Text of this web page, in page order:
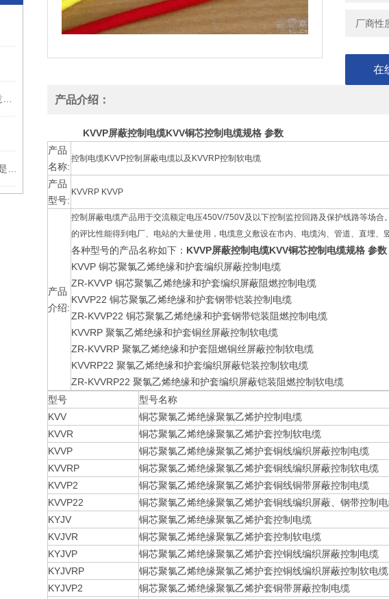
厂商性
在
产品介绍：
KVVP屏蔽控制电缆KVV铜芯控制电缆规格 参数
产品
名称:
控制电缆KVVP控制屏蔽电缆以及KVVRP控制软电缆
产品
型号:
KVVRP KVVP
产品
介绍:
控制屏蔽电缆产品用于交流额定电压450V/750V及以下控制监控回路及保护线路等场
的评比性能得到电厂、电站的大量使用，电缆意义敷设在市内、电缆沟、管道、直埋、
各种型号的产品名称如下： KVVP屏蔽控制电缆KVV铜芯控制电缆规格 参数
KVVP 铜芯聚氯乙烯绝缘和护套编织屏蔽控制电缆
ZR-KVVP 铜芯聚氯乙烯绝缘和护套编织屏蔽阻燃控制电缆
KVVP22 铜芯聚氯乙烯绝缘和护套钢带铠装控制电缆
ZR-KVVP22 铜芯聚氯乙烯绝缘和护套钢带铠装阻燃控制电缆
KVVRP 聚氯乙烯绝缘和护套铜丝屏蔽控制软电缆
ZR-KVVRP 聚氯乙烯绝缘和护套阻燃铜丝屏蔽控制软电缆
KVVRP22 聚氯乙烯绝缘和护套编织屏蔽铠装控制软电缆
ZR-KVVRP22 聚氯乙烯绝缘和护套编织屏蔽铠装阻燃控制软电缆
型号
型号名称
KVV
铜芯聚氯乙烯绝缘聚氯乙烯护控制电缆
KVVR
铜芯聚氯乙烯绝缘聚氯乙烯护套控制软电缆
KVVP
铜芯聚氯乙烯绝缘聚氯乙烯护套铜线编织屏蔽控制电缆
KVVRP
铜芯聚氯乙烯绝缘聚氯乙烯护套铜线编织屏蔽控制软电缆
KVVP2
铜芯聚氯乙烯绝缘聚氯乙烯护套铜线铜带屏蔽控制电缆
KVVP22
铜芯聚氯乙烯绝缘聚氯乙烯护套铜线编织屏蔽、钢带控制
KYJV
铜芯聚氯乙烯绝缘聚氯乙烯护套控制电缆
KVJVR
铜芯聚氯乙烯绝缘聚氯乙烯护套控制软电缆
KYJVP
铜芯聚氯乙烯绝缘聚氯乙烯护套控铜线编织屏蔽控制电缆
KYJVRP
铜芯聚氯乙烯绝缘聚氯乙烯护套控铜线编织屏蔽控制软电缆
KYJVP2
铜芯聚氯乙烯绝缘聚氯乙烯护套铜带屏蔽控制电缆